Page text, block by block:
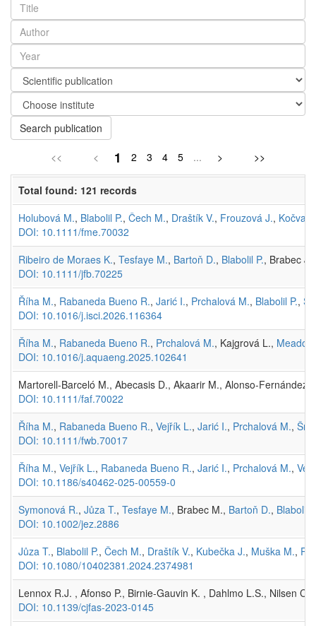
Search publication
<< < 1 2 3 4 5 ... > >>
Total found: 121 records
Holubová M., Blabolil P., Čech M., Draštík V., Frouzová J.,
DOI: 10.1111/fme.70032
Ribeiro de Moraes K., Tesfaye M., Bartoň D., Blabolil P., Brabec
DOI: 10.1111/jfb.70225
Říha M., Rabaneda Bueno R., Jarić I., Prchalová M., Blabolil P.,
DOI: 10.1016/j.isci.2026.116364
Říha M., Rabaneda Bueno R., Prchalová M., Kajgrová L., Meador
DOI: 10.1016/j.aquaeng.2025.102641
Martorell-Barceló M., Abecasis D., Akaarir M., Alonso-
DOI: 10.1111/faf.70022
Říha M., Rabaneda Bueno R., Vejřík L., Jarić I., Prchalová M.,
DOI: 10.1111/fwb.70017
Říha M., Vejřík L., Rabaneda Bueno R., Jarić I., Prchalová M.,
DOI: 10.1186/s40462-025-00559-0
Symonová R., Jůza T., Tesfaye M., Brabec M., Bartoň D., Blabolil
DOI: 10.1002/jez.2886
Jůza T., Blabolil P., Čech M., Draštík V., Kubečka J., Muška M.,
DOI: 10.1080/10402381.2024.2374981
Lennox R.J. , Afonso P., Birnie-Gauvin K. , Dahlmo L.S., Nilsen
DOI: 10.1139/cjfas-2023-0145